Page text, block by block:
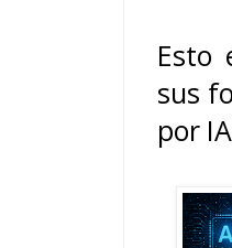
Esto
sus
por